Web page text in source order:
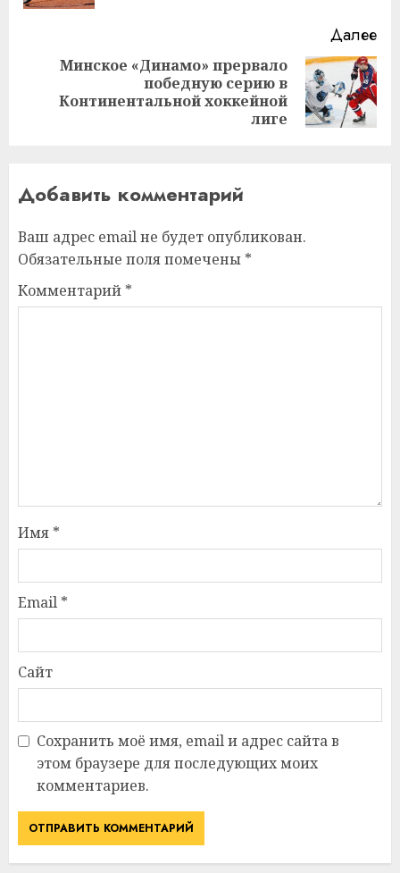
Далее
запись:
Минское «Динамо» прервало
победную серию в
Континентальной хоккейной
лиге
Добавить комментарий
Ваш адрес email не будет опубликован.
Обязательные поля помечены *
Комментарий *
Имя *
Email *
Сайт
Сохранить моё имя, email и адрес сайта в
этом браузере для последующих моих
комментариев.